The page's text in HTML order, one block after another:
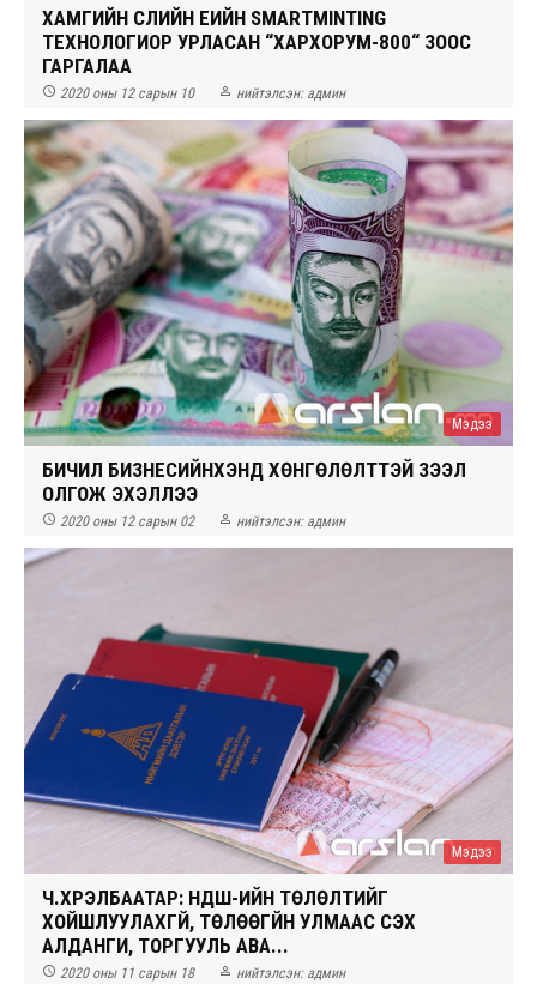
ХАМГИЙН СҮҮЛИЙН ҮЕИЙН SMARTMINTING
ТЕХНОЛОГИОР УРЛАСАН “ХАРХОРУМ-800“ ЗООС
ГАРГАЛАА
 2020 оны 12 сарын 10  нийтэлсэн: админ
Мэдээ
БИЧИЛ БИЗНЕСИЙНХЭНД ХӨНГӨЛӨЛТТЭЙ ЗЭЭЛ
ОЛГОЖ ЭХЭЛЛЭЭ
 2020 оны 12 сарын 02  нийтэлсэн: админ
Мэдээ
Ч.ХҮРЭЛБААТАР: НДШ-ИЙН ТӨЛӨЛТИЙГ
ХОЙШЛУУЛАХГҮЙ, ТӨЛӨӨГҮЙН УЛМААС ҮҮСЭХ
АЛДАНГИ, ТОРГУУЛЬ АВА...
 2020 оны 11 сарын 18  нийтэлсэн: админ